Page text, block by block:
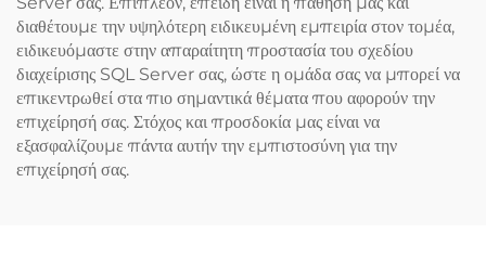
διαθέτουμε την υψηλότερη ειδικευμένη εμπειρία στον τομέα,
ειδικευόμαστε στην απαραίτητη προστασία του σχεδίου
διαχείρισης SQL Server σας, ώστε η ομάδα σας να μπορεί να
επικεντρωθεί στα πιο σημαντικά θέματα που αφορούν την
επιχείρησή σας. Στόχος και προσδοκία μας είναι να
εξασφαλίζουμε πάντα αυτήν την εμπιστοσύνη για την
επιχείρησή σας.